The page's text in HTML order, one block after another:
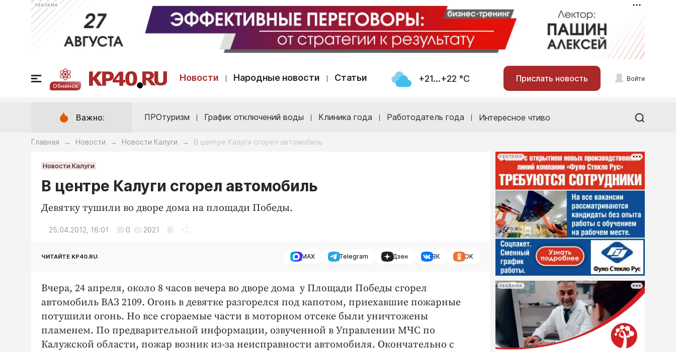
РЕКЛАМА
Обнинск
Новости Народные новости Статьи +21...+22 °С Прислать новость Войти
Важно: ПРОтуризм График отключений воды Клиника года Работодатель года Интересное чтиво
Главная → Новости → Новости Калуги → В центре Калуги сгорел автомобиль
Новости Калуги
В центре Калуги сгорел автомобиль
Девятку тушили во дворе дома на площади Победы.
25.04.2012, 16:01 0 2021
ЧИТАЙТЕ KP40.RU: MAX Telegram Дзен ВК ОК
Вчера, 24 апреля, около 8 часов вечера во дворе дома у Площади Победы сгорел
автомобиль ВАЗ 2109. Огонь в девятке разгорелся под капотом, приехавшие пожарные
потушили огонь. Но все сгораемые части в моторном отсеке были уничтожены
пламенем. По предварительной информации, озвученной в Управлении МЧС по
Калужской области, пожар возник из-за неисправности автомобиля. Окончательно с
РЕКЛАМА
РЕКЛАМА